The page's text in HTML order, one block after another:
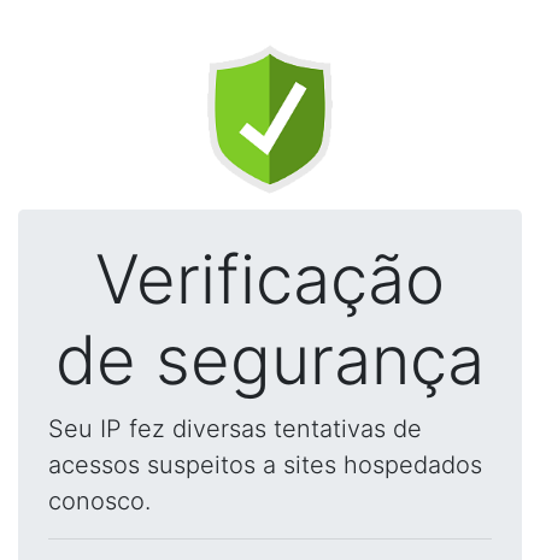
Verificação
de segurança
Seu IP fez diversas tentativas de
acessos suspeitos a sites hospedados
conosco.